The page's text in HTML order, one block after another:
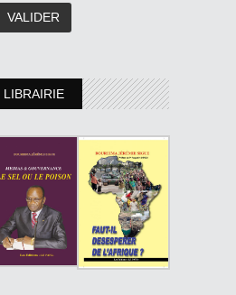
LIBRAIRIE